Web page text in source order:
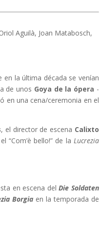
Aguilà, Joan Matabosch,
en la última década se venían
de unos Goya de la ópera -
en una cena/ceremonia en el
, el director de escena Calixto
“Com’è bello!” de laLucrezia
en escena delDie Soldaten
Borgia en la temporada de